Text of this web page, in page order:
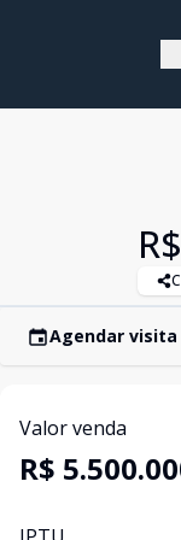
Agendar visita
Valor venda
R$